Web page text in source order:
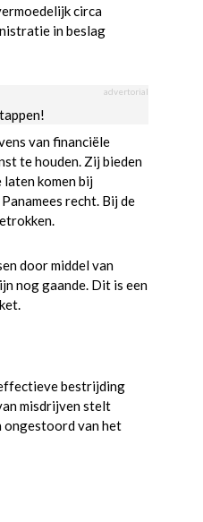
circa
in beslag
advertorial
van financiële
te houden. Zij bieden
komen bij
recht. Bij de
door middel van
nog gaande. Dit is een
bestrijding
misdrijven stelt
ongestoord van het